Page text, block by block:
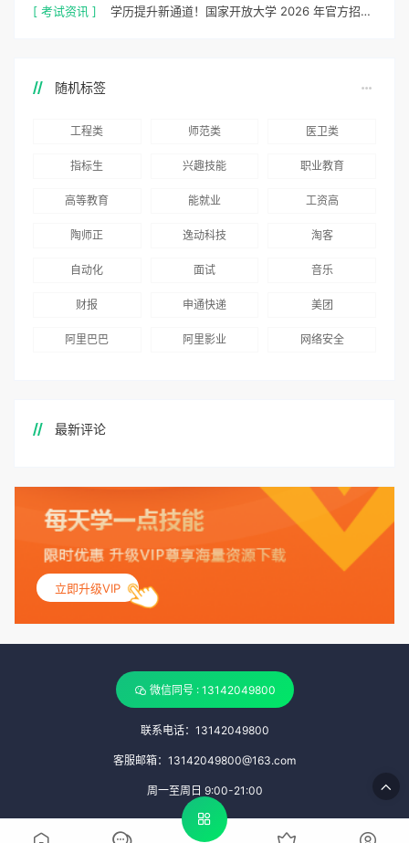
[ 考试资讯 ] 学历提升新通道！国家开放大学 2026 年官方招生简章正式出炉
随机标签
工程类 师范类 医卫类
指标生 兴趣技能 职业教育
高等教育 能就业 工资高
陶师正 逸动科技 淘客
自动化 面试 音乐
财报 申通快递 美团
阿里巴巴 阿里影业 网络安全
最新评论
立即升级VIP
微信同号 : 13142049800
联系电话：13142049800
客服邮箱：13142049800@163.com
周一至周日 9:00-21:00